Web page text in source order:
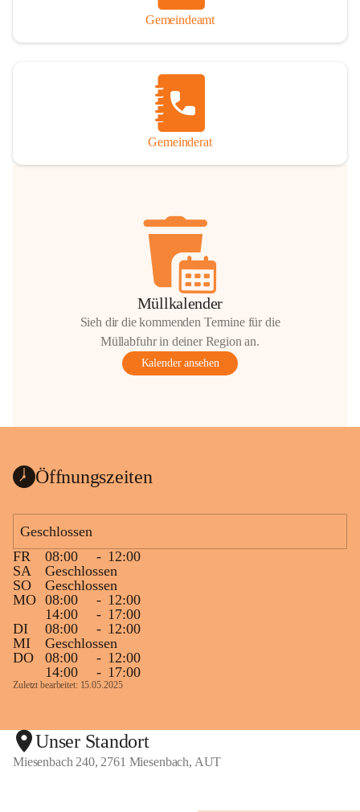
Gemeindeamt
Gemeinderat
Müllkalender
Sieh dir die kommenden Termine für die
Müllabfuhr in deiner Region an.
Kalender ansehen
Öffnungszeiten
Geschlossen
FR
08:00 - 12:00
SA
Geschlossen
SO
Geschlossen
MO 08:00 - 12:00
14:00
- 17:00
DI
08:00 - 12:00
MI
Geschlossen
DO
08:00 - 12:00
14:00
- 17:00
Zuletzt bearbeitet: 15.05.2025
Unser Standort
Miesenbach 240, 2761 Miesenbach, AUT